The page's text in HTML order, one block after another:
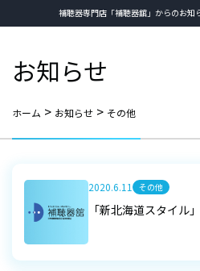
補聴器専門店「補聴器舘」からのお知
お知らせ
ホーム > お知らせ > その他
2020.6.11 その他
「新北海道スタイル